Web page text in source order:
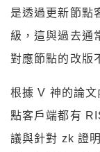
是透過更新節點
級，這與過去通
對應節點的改版
根據 V 神的論文
點客戶端都有
議與針對 zk 證